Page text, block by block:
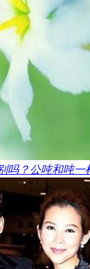
吗？公吨和吨一